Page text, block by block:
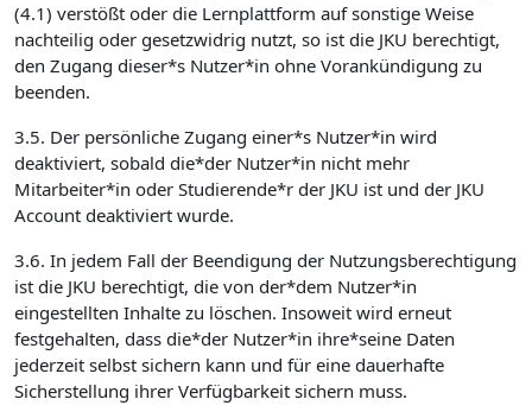
(4.1) verstößt oder die Lernplattform auf sonstige Weise
nachteilig oder gesetzwidrig nutzt, so ist die JKU berechtigt,
den Zugang dieser*s Nutzer*in ohne Vorankündigung zu
beenden.
3.5. Der persönliche Zugang einer*s Nutzer*in wird
deaktiviert, sobald die*der Nutzer*in nicht mehr
Mitarbeiter*in oder Studierende*r der JKU ist und der JKU
Account deaktiviert wurde.
3.6. In jedem Fall der Beendigung der Nutzungsberechtigung
ist die JKU berechtigt, die von der*dem Nutzer*in
eingestellten Inhalte zu löschen. Insoweit wird erneut
festgehalten, dass die*der Nutzer*in ihre*seine Daten
jederzeit selbst sichern kann und für eine dauerhafte
Sicherstellung ihrer Verfügbarkeit sichern muss.